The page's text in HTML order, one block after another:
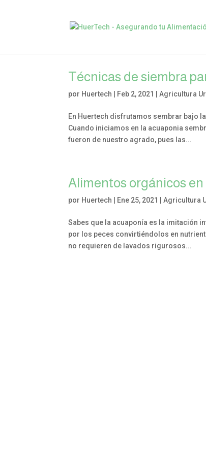
Técnicas de siembra
por Huertech Feb 2, 2021 |Agricultura
En Huertech disfrutamos sembrar bajo
Cuando iniciamos en la acuaponia
fueron de nuestro agrado, pues las...
Alimentos orgánicos
por Huertech Ene 25, 2021 |Agricultura
Sabes que la acuaponía es la imitación
por los peces convirtiéndolos en
no requieren de lavados rigurosos...